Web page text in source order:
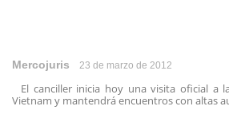
Mercojuris 23 de marzo de 2012
El canciller inicia hoy una visita oficial a
Vietnam y mantendrá encuentros con altas